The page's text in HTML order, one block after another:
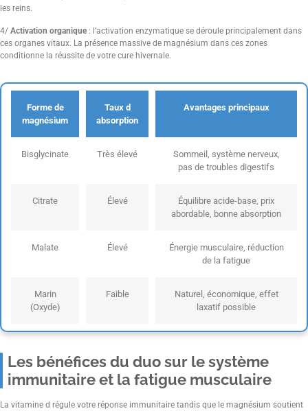
les reins.
4/ Activation organique : l’activation enzymatique se déroule principalement dans
ces organes vitaux. La présence massive de magnésium dans ces zones
conditionne la réussite de votre cure hivernale.
Forme de
magnésium
Taux d
absorption
Avantages principaux
Bisglycinate Très élevé
Sommeil, système nerveux,
pas de troubles digestifs
Citrate Élevé
Équilibre acide-base, prix
abordable, bonne absorption
Malate Élevé
Énergie musculaire, réduction
de la fatigue
Marin
(Oxyde)
Faible
Naturel, économique, effet
laxatif possible
Les bénéfices du duo sur le système
immunitaire et la fatigue musculaire
La vitamine d régule votre réponse immunitaire tandis que le magnésium soutient